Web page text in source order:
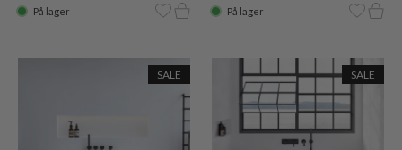
På lager På lager
SALE SALE